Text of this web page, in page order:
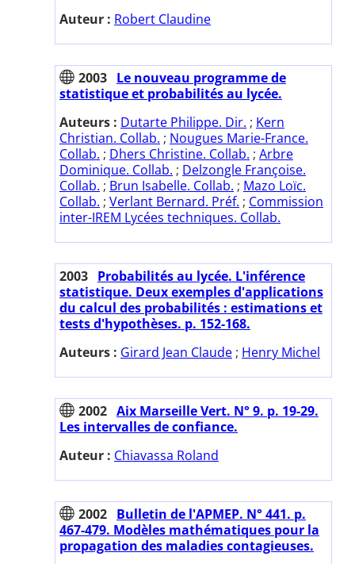
Auteur : Robert Claudine
2003 Le nouveau programme de
statistique et probabilités au lycée.
Auteurs : Dutarte Philippe. Dir. ; Kern
Christian. Collab. ; Nougues Marie-France.
Collab. ; Dhers Christine. Collab. ; Arbre
Dominique. Collab. ; Delzongle Françoise.
Collab. ; Brun Isabelle. Collab. ; Mazo Loïc.
Collab. ; Verlant Bernard. Préf. ; Commission
inter-IREM Lycées techniques. Collab.
2003 Probabilités au lycée. L'inférence
statistique. Deux exemples d'applications
du calcul des probabilités : estimations et
tests d'hypothèses. p. 152-168.
Auteurs : Girard Jean Claude ; Henry Michel
2002 Aix Marseille Vert. N° 9. p. 19-29.
Les intervalles de confiance.
Auteur : Chiavassa Roland
2002 Bulletin de l'APMEP. N° 441. p.
467-479. Modèles mathématiques pour la
propagation des maladies contagieuses.